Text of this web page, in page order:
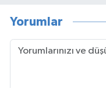
Yorumlar